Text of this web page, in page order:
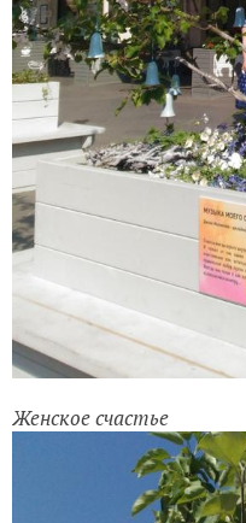
Женское счастье